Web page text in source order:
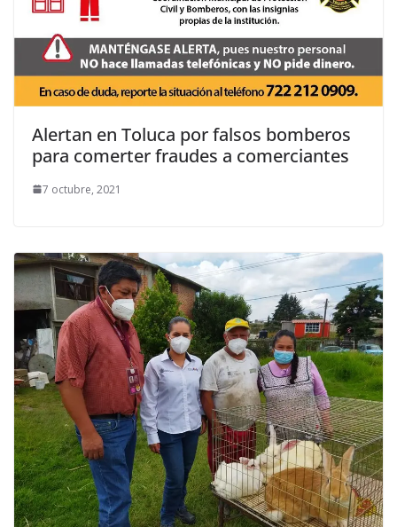
Alertan en Toluca por falsos bomberos
para comerter fraudes a comerciantes
7 octubre, 2021